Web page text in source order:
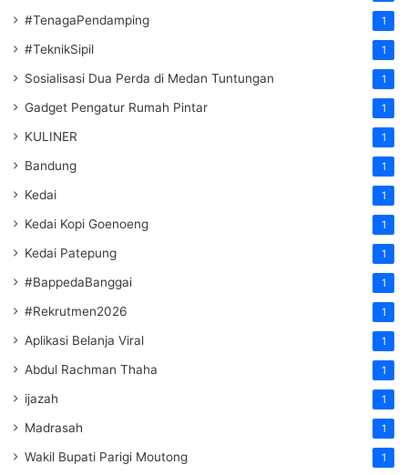
#TenagaPendamping 1
#TeknikSipil 1
Sosialisasi Dua Perda di Medan Tuntungan 1
Gadget Pengatur Rumah Pintar 1
KULINER 1
Bandung 1
Kedai 1
Kedai Kopi Goenoeng 1
Kedai Patepung 1
#BappedaBanggai 1
#Rekrutmen2026 1
Aplikasi Belanja Viral 1
Abdul Rachman Thaha 1
ijazah 1
Madrasah 1
Wakil Bupati Parigi Moutong 1